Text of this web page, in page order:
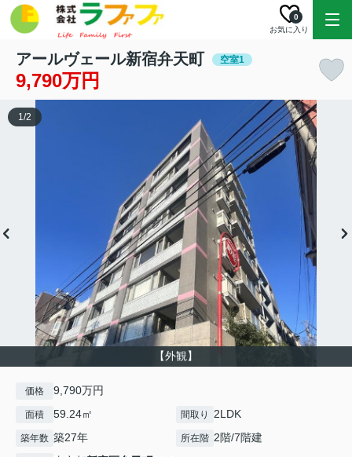
お気に入り
0
アールヴェール新宿弁天町 空室1
9,790万円
【外観】
1/2
価格 9,790万円
面積 59.24㎡ 間取り 2LDK
築年数 築27年 所在階 2階/7階建